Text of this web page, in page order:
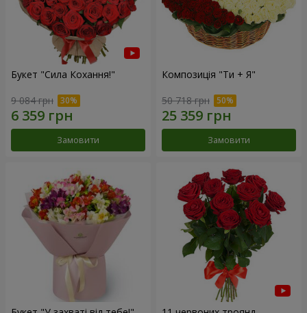
Букет "Сила Кохання!"
9 084 грн
Замовити
Композиція "Ти + Я"
50 718 грн
Замовити